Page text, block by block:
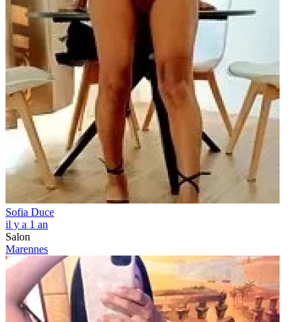
Sofia Duce
il y a 1 an
Salon
Marennes